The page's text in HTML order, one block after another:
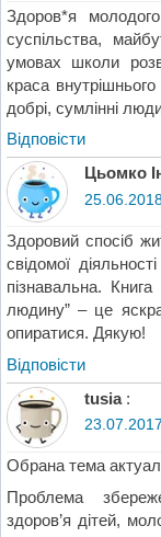
Здоров*я
суспільства,
умовах школи
краса
добрі, сумлінні
Відповіcти
Цьомко
Здоровий спосіб
свідомої
пізнавальна.
людину” – це
опиратися. Дякую!
Відповіcти
tusia :
Обрана тема
Проблема
здоров’я дітей,